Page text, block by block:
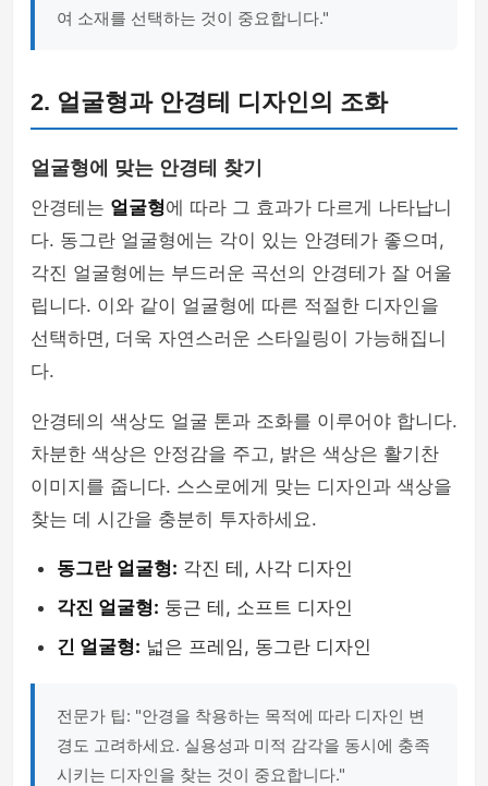
여 소재를 선택하는 것이 중요합니다."
2. 얼굴형과 안경테 디자인의 조화
얼굴형에 맞는 안경테 찾기
안경테는 얼굴형에 따라 그 효과가 다르게 나타납니
다. 동그란 얼굴형에는 각이 있는 안경테가 좋으며,
각진 얼굴형에는 부드러운 곡선의 안경테가 잘 어울
립니다. 이와 같이 얼굴형에 따른 적절한 디자인을
선택하면, 더욱 자연스러운 스타일링이 가능해집니
다.
안경테의 색상도 얼굴 톤과 조화를 이루어야 합니다.
차분한 색상은 안정감을 주고, 밝은 색상은 활기찬
이미지를 줍니다. 스스로에게 맞는 디자인과 색상을
찾는 데 시간을 충분히 투자하세요.
동그란 얼굴형: 각진 테, 사각 디자인
각진 얼굴형: 둥근 테, 소프트 디자인
긴 얼굴형: 넓은 프레임, 동그란 디자인
전문가 팁: "안경을 착용하는 목적에 따라 디자인 변
경도 고려하세요. 실용성과 미적 감각을 동시에 충족
시키는 디자인을 찾는 것이 중요합니다."